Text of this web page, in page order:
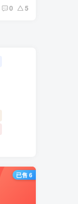
0 5
已售 6